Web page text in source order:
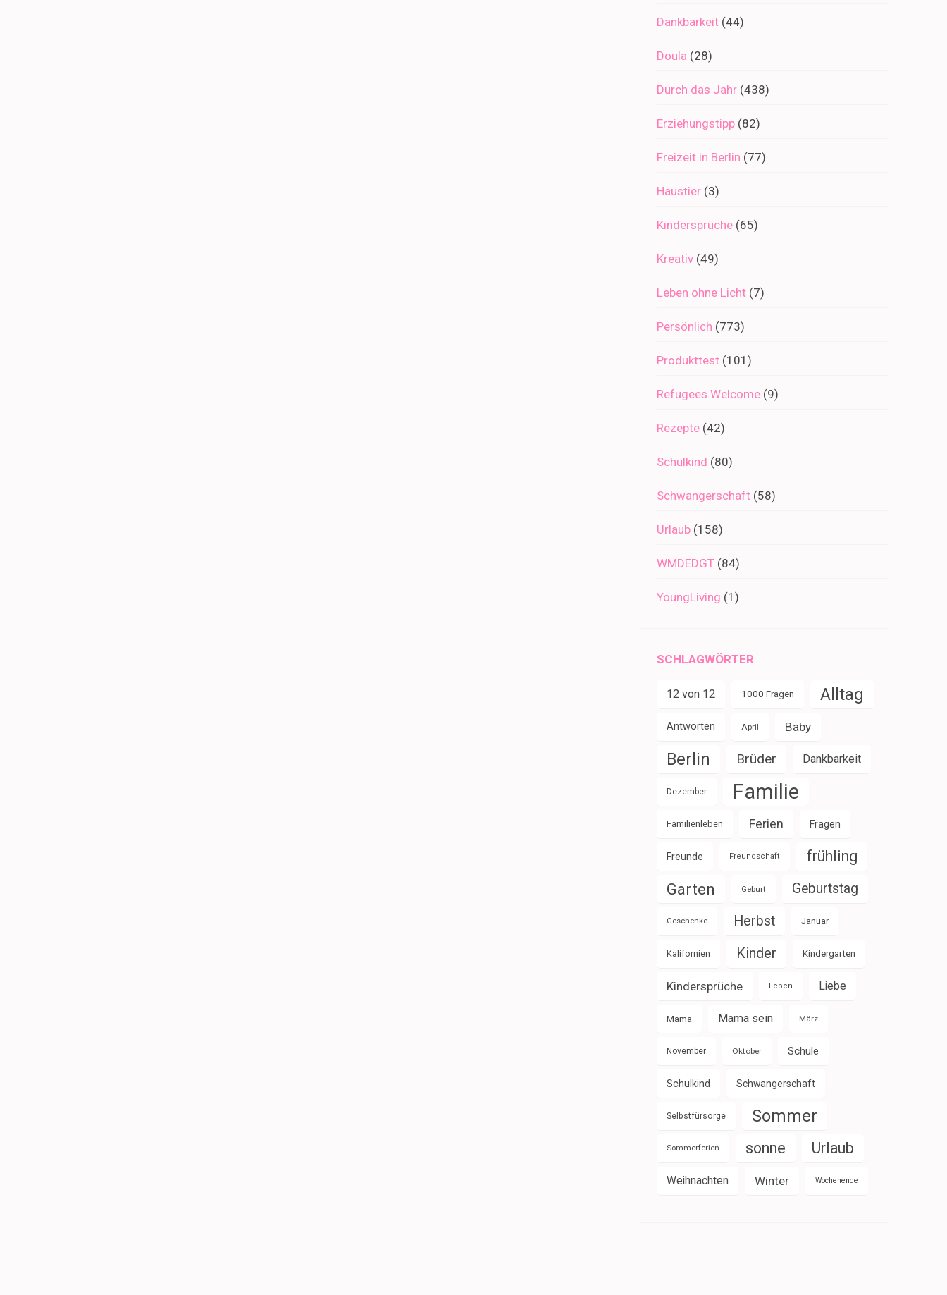
Dankbarkeit (44)
Doula (28)
Durch das Jahr (438)
Erziehungstipp (82)
Freizeit in Berlin (77)
Haustier (3)
Kindersprüche (65)
Kreativ (49)
Leben ohne Licht (7)
Persönlich (773)
Produkttest (101)
Refugees Welcome (9)
Rezepte (42)
Schulkind (80)
Schwangerschaft (58)
Urlaub (158)
WMDEDGT (84)
YoungLiving (1)
SCHLAGWÖRTER
12 von 12 1000 Fragen Alltag
Antworten April Baby
Berlin Brüder Dankbarkeit
Dezember Familie
Familienleben Ferien Fragen
Freunde Freundschaft frühling
Garten Geburt Geburtstag
Geschenke Herbst Januar
Kalifornien Kinder Kindergarten
Kindersprüche Leben Liebe
Mama Mama sein März
November Oktober Schule
Schulkind Schwangerschaft
Selbstfürsorge Sommer
Sommerferien sonne Urlaub
Weihnachten Winter Wochenende